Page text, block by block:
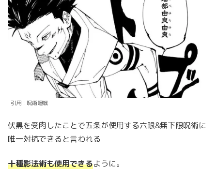
引用：呪術廻戦
伏黒を受肉したことで五条が使用する六眼&無下限呪術に
唯一対抗できると言われる
十種影法術も使用できるように。